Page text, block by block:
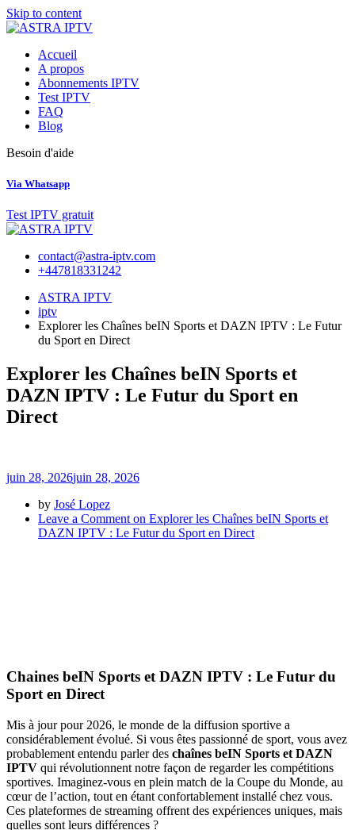
Skip to content
Accueil
A propos
Abonnements IPTV
Test IPTV
FAQ
Blog
Besoin d'aide
Via Whatsapp
Test IPTV gratuit
contact@astra-iptv.com
+447818331242
ASTRA IPTV
iptv
Explorer les Chaînes beIN Sports et DAZN IPTV : Le Futur
du Sport en Direct
Explorer les Chaînes beIN Sports et
DAZN IPTV : Le Futur du Sport en
Direct
juin 28, 2026juin 28, 2026
by José Lopez
Leave a Comment on Explorer les Chaînes beIN Sports et
DAZN IPTV : Le Futur du Sport en Direct
Chaines beIN Sports et DAZN IPTV : Le Futur du
Sport en Direct
Mis à jour pour 2026, le monde de la diffusion sportive a
considérablement évolué. Si vous êtes passionné de sport, vous avez
probablement entendu parler des chaînes beIN Sports et DAZN
IPTV qui révolutionnent notre façon de regarder les compétitions
sportives. Imaginez-vous en plein match de la Coupe du Monde, au
cœur de l’action, tout en étant confortablement installé chez vous.
Ces plateformes de streaming offrent des expériences uniques, mais
quelles sont leurs différences ?